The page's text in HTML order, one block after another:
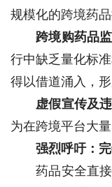
规模化的跨境药
跨境购药品
行中缺乏量化标
得以借道涌入，形
虚假宣传及
为在跨境平台大
强烈呼吁：
药品安全直